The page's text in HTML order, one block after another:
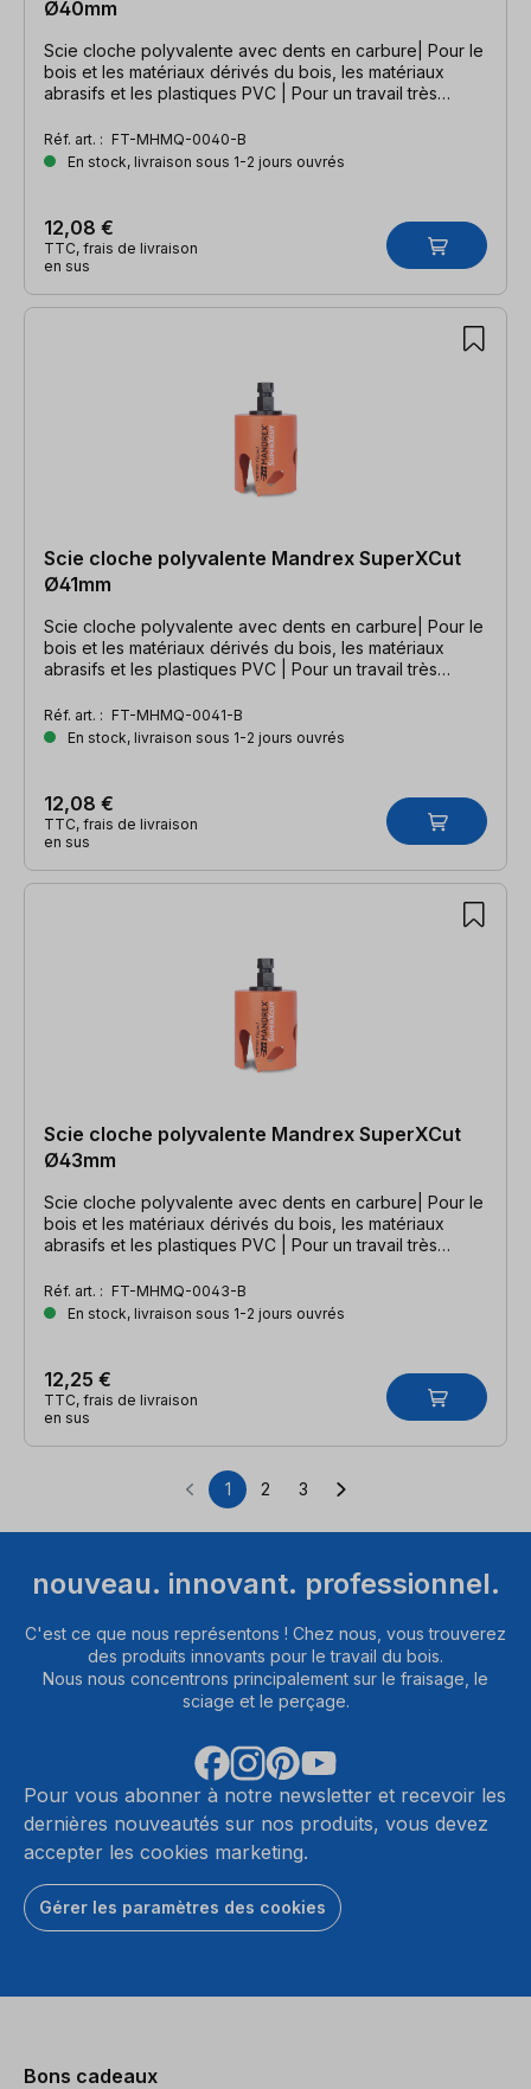
Ø40mm
Scie cloche polyvalente avec dents en carbure| Pour le
bois et les matériaux dérivés du bois, les matériaux
abrasifs et les plastiques PVC | Pour un travail très
Réf. art. : FT-MHMQ-0040-B
En stock, livraison sous 1-2 jours ouvrés
12,08 €
TTC, frais de livraison
en sus
Scie cloche polyvalente Mandrex SuperXCut
Ø41mm
Scie cloche polyvalente avec dents en carbure| Pour le
bois et les matériaux dérivés du bois, les matériaux
abrasifs et les plastiques PVC | Pour un travail très
Réf. art. : FT-MHMQ-0041-B
En stock, livraison sous 1-2 jours ouvrés
12,08 €
TTC, frais de livraison
en sus
Scie cloche polyvalente Mandrex SuperXCut
Ø43mm
Scie cloche polyvalente avec dents en carbure| Pour le
bois et les matériaux dérivés du bois, les matériaux
abrasifs et les plastiques PVC | Pour un travail très
Réf. art. : FT-MHMQ-0043-B
En stock, livraison sous 1-2 jours ouvrés
12,25 €
TTC, frais de livraison
en sus
Page
1 Page
2 Page
3
nouveau. innovant. professionnel.
C'est ce que nous représentons ! Chez nous, vous trouverez
des produits innovants pour le travail du bois.
Nous nous concentrons principalement sur le fraisage, le
sciage et le perçage.
Pour vous abonner à notre newsletter et recevoir les
dernières nouveautés sur nos produits, vous devez
accepter les cookies marketing.
Gérer les paramètres des cookies
Bons cadeaux